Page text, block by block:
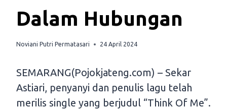
Dalam Hubungan
Noviani Putri Permatasari 24 April 2024
SEMARANG(Pojokjateng.com) – Sekar
Astiari, penyanyi dan penulis lagu telah
merilis single yang berjudul “Think Of Me”.